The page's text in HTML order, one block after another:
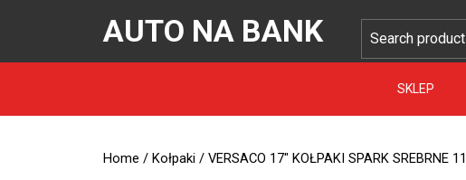
AUTO NA BANK
SKLEP
Home / Kołpaki / VERSACO 17″ KOŁPAKI SPARK SREBRNE